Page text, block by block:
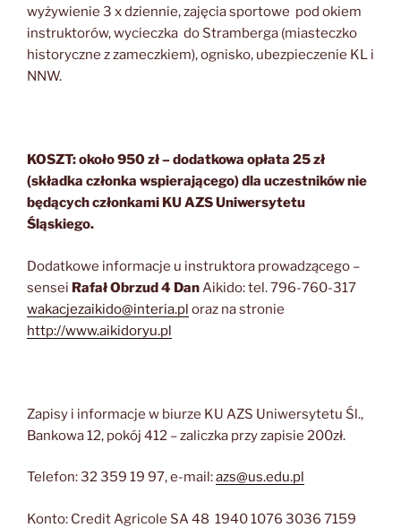
wyżywienie 3 x dziennie, zajęcia sportowe pod okiem
instruktorów, wycieczka do Stramberga (miasteczko
historyczne z zameczkiem), ognisko, ubezpieczenie KL i
NNW.
KOSZT: około 950 zł –dodatkowa opłata 25 zł
(składka członka wspierającego) dla uczestników nie
będących członkami KU AZS Uniwersytetu
Śląskiego.
Dodatkowe informacje u instruktora prowadzącego –
sensei Rafał Obrzud 4 DanAikido: tel. 796-760-317
wakacjezaikido@interia.pl oraz na stronie
http://www.aikidoryu.pl
Zapisy i informacje w biurze KU AZS Uniwersytetu Śl.,
Bankowa 12, pokój 412 – zaliczka przy zapisie 200zł.
Telefon: 32 359 19 97, e-mail:azs@us.edu.pl
Konto: Credit Agricole SA 48 1940 1076 3036 7159